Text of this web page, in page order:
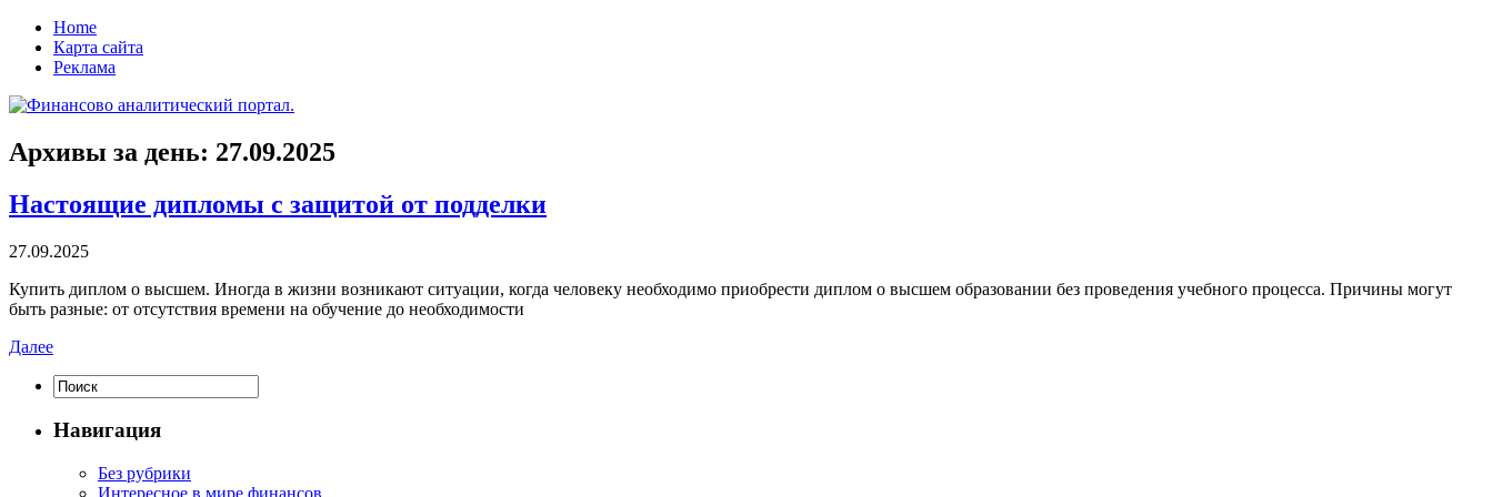
Home
Карта сайта
Реклама
Архивы за день: 27.09.2025
Настоящие дипломы с защитой от подделки
27.09.2025
Купить диплoм o высшeм. Иногда в жизни возникают ситуации, когда человеку необходимо приобрести диплом о высшем образовании без проведения учебного процесса. Причины могут
быть разные: от отсутствия времени на обучение до необходимости
Далее
Навигация
Без рубрики